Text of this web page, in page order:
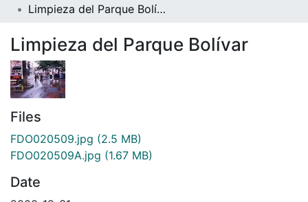
Limpieza del Parque Bolívar
Limpieza del Parque Bolívar
Files
FDO020509.jpg (2.5 MB)
FDO020509A.jpg (1.67 MB)
Date